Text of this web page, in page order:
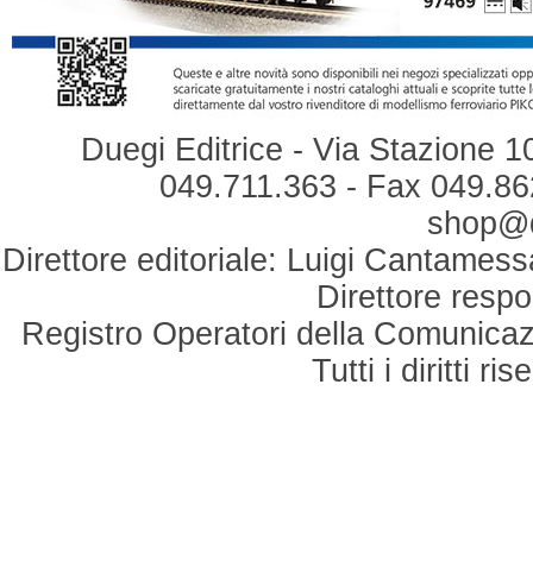
Duegi Editrice - Via Stazione
049.711.363 - Fax
Direttore editoriale: Luigi
Direttore
Registro Operatori della
Tutti i diritti